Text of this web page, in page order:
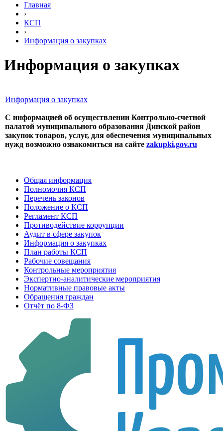
Главная
›
КСП
›
Информация о закупках
Информация о закупках
Информация о закупках
С информацией об осуществлении Контрольно-счетной
палатой муниципального образования Динской район
закупок товаров, услуг, для обеспечения муниципальных
нужд возможно ознакомиться на сайте zakupki.gov.ru
Общая информация
Полномочия КСП
Перечень законов
Положение о КСП
Регламент КСП
Противодействие коррупции
Аудит в сфере закупок
Информация о закупках
План работы КСП
Рабочие совещания
Контрольные мероприятия
Экспертно-аналитические мероприятия
Нормативные правовые акты
Обращения граждан
Отчёт по 8-ФЗ